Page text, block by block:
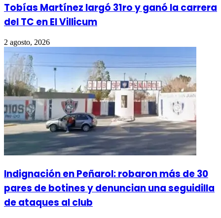
Tobías Martínez largó 31ro y ganó la carrera
del TC en El Villicum
2 agosto, 2026
Indignación en Peñarol: robaron más de 30
pares de botines y denuncian una seguidilla
de ataques al club